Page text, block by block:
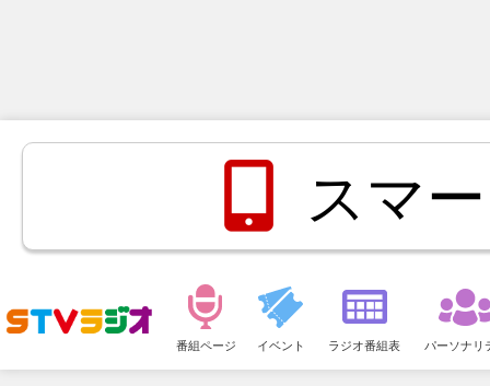
スマ
ュ
番組ページ イベント ラジオ番組表 パーソナリ